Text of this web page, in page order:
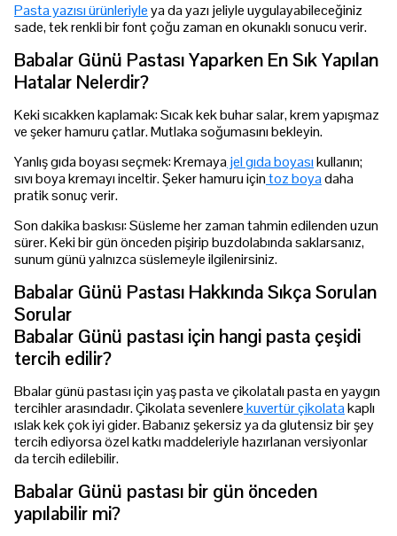
Pasta yazısı ürünleriyleya da yazı jeliyle uygulayabileceğiniz
sade, tek renkli bir font çoğu zaman en okunaklı sonucu verir.
Babalar Günü Pastası Yaparken En Sık Yapılan
Hatalar Nelerdir?
Keki sıcakken kaplamak: Sıcak kek buhar salar, krem yapışmaz
ve şeker hamuru çatlar. Mutlaka soğumasını bekleyin.
Yanlış gıda boyası seçmek: Kremaya jel gıda boyasıkullanın;
sıvı boya kremayı inceltir. Şeker hamuru içintoz boyadaha
pratik sonuç verir.
Son dakika baskısı: Süsleme her zaman tahmin edilenden uzun
sürer. Keki bir gün önceden pişirip buzdolabında saklarsanız,
sunum günü yalnızca süslemeyle ilgilenirsiniz.
Babalar Günü Pastası Hakkında Sıkça Sorulan
Sorular
Babalar Günü pastası için hangi pasta çeşidi
tercih edilir?
Bbalar günü pastası için yaş pasta ve çikolatalı pasta en yaygın
tercihler arasındadır. Çikolata sevenlerekuvertür çikolatakaplı
ıslak kek çok iyi gider. Babanız şekersiz ya da glutensiz bir şey
tercih ediyorsa özel katkı maddeleriyle hazırlanan versiyonlar
da tercih edilebilir.
Babalar Günü pastası bir gün önceden
yapılabilir mi?